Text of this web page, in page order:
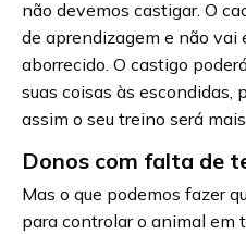
não devemos castigar. O
de aprendizagem e não vai
aborrecido. O castigo
suas coisas às escondidas,
assim o seu treino será
Donos com falta de
Mas o que podemos fazer
para controlar o animal em